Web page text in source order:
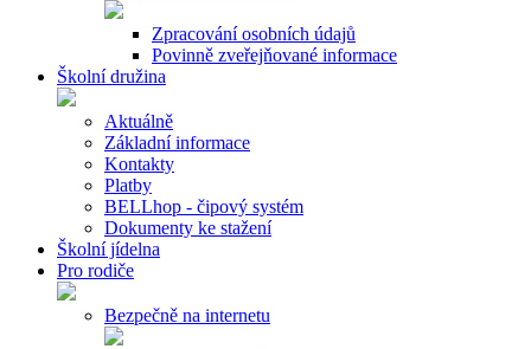
Zpracování osobních údajů
Povinně zveřejňované informace
Školní družina
Aktuálně
Základní informace
Kontakty
Platby
BELLhop - čipový systém
Dokumenty ke stažení
Školní jídelna
Pro rodiče
Bezpečně na internetu